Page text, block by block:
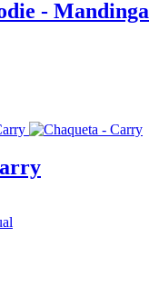
- Mandinga